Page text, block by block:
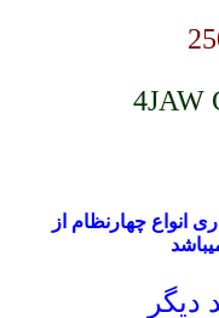
4JAW
انواع چهارنظام از